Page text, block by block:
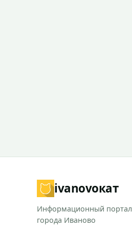
ivanovoкат
Информационный портал
города Иваново